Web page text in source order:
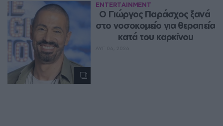
ENTERTAINMENT
O Γιώργος Παράσχος ξανά
στο νοσοκομείο για θεραπεία
κατά του καρκίνου